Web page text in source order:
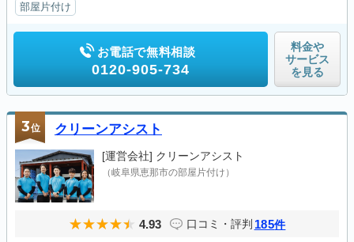
部屋片付け
お電話で無料相談
0120-905-734
料金や
サービス
を見る
3位 クリーンアシスト
[運営会社] クリーンアシスト
（岐阜県恵那市の部屋片付け）
4.93 口コミ・評判 185件